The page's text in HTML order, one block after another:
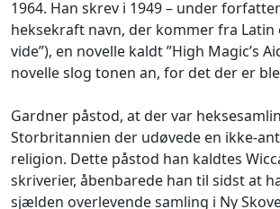
1964. Han skrev i 1949 – under
heksekraft navn, der kommer fra Latin
vide”), en novelle kaldt ”High Magic’s
novelle slog tonen an, for det der er
Gardner påstod, at der var
Storbritannien der udøvede en ikke-
religion. Dette påstod han kaldtes
skriverier, åbenbarede han til sidst at
sjælden overlevende samling i Ny